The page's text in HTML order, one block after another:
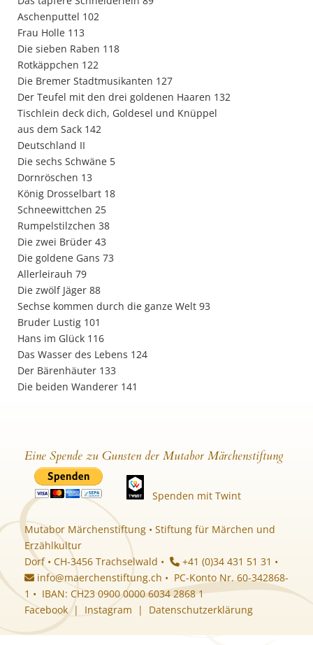
Aschenputtel 102
Frau Holle 113
Die sieben Raben 118
Rotkäppchen 122
Die Bremer Stadtmusikanten 127
Der Teufel mit den drei goldenen Haaren 132
Tischlein deck dich, Goldesel und Knüppel
aus dem Sack 142
Deutschland II
Die sechs Schwäne 5
Dornröschen 13
König Drosselbart 18
Schneewittchen 25
Rumpelstilzchen 38
Die zwei Brüder 43
Die goldene Gans 73
Allerleirauh 79
Die zwölf Jäger 88
Sechse kommen durch die ganze Welt 93
Bruder Lustig 101
Hans im Glück 116
Das Wasser des Lebens 124
Der Bärenhäuter 133
Die beiden Wanderer 141
Eine Spende zu Gunsten der Mutabor Märchenstiftung
Spenden mit Twint
Mutabor Märchenstiftung • Stiftung für Märchen und
Erzählkultur
Dorf • CH-3456 Trachselwald •
+41 (0)34 431 51 31 •
info@maerchenstiftung.ch • PC-Konto Nr. 60-342868-
1 • IBAN: CH23 0900 0000 6034 2868 1
Facebook| Instagram | Datenschutzerklärung